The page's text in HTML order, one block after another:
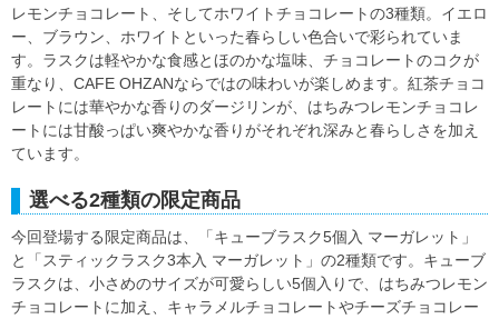
レモンチョコレート、そしてホワイトチョコレートの3種類。イエロ
ー、ブラウン、ホワイトといった春らしい色合いで彩られていま
す。ラスクは軽やかな食感とほのかな塩味、チョコレートのコクが
重なり、CAFE OHZANならではの味わいが楽しめます。紅茶チョコ
レートには華やかな香りのダージリンが、はちみつレモンチョコレ
ートには甘酸っぱい爽やかな香りがそれぞれ深みと春らしさを加え
ています。
選べる2種類の限定商品
今回登場する限定商品は、「キューブラスク5個入 マーガレット」
と「スティックラスク3本入 マーガレット」の2種類です。キューブ
ラスクは、小さめのサイズが可愛らしい5個入りで、はちみつレモン
チョコレートに加え、キャラメルチョコレートやチーズチョコレー